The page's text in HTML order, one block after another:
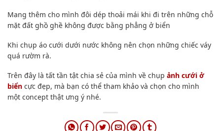
Mang thêm cho mình đôi dép thoải mái khi đi trên những chỗ
mặt đất ghồ ghề không được bằng phẳng ở biển
Khi chụp áo cưới dưới nước không nên chọn những chiếc váy
quá rườm rà.
Trên đây là tất tần tật chia sẻ của mình về chụp ảnh cưới ở
biển cực đẹp, mà bạn có thể tham khảo và chọn cho mình
một concept thật ưng ý nhé.